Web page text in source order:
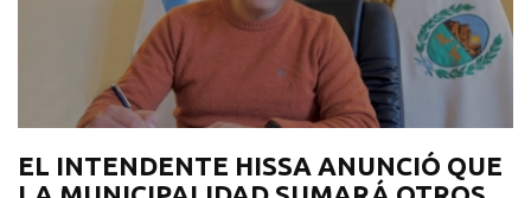
EL INTENDENTE HISSA ANUNCIÓ QUE